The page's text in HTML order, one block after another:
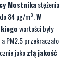
Mostnikastężenia
84 µg/m³.W
wartości były
PM2.5 przekraczało
jakozłą jakość